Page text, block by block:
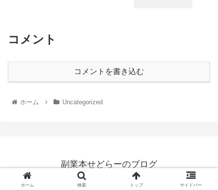
コメント
コメントを書き込む
ホーム Uncategorized
副業本せどらーのブログ
© 2023 副業本せどらーのブログ.
ホーム 検索 トップ サイドバー